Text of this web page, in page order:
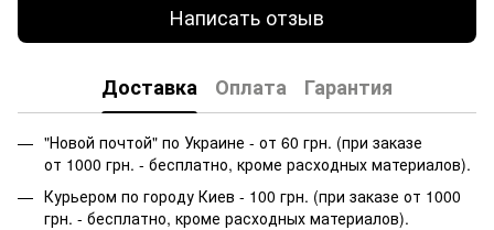
Написать отзыв
Доставка Оплата Гарантия
"Новой почтой" по Украине - от 60 грн. (при заказе
от 1000 грн. - бесплатно, кроме расходных материалов).
Курьером по городу Киев - 100 грн. (при заказе от 1000
грн. - бесплатно, кроме расходных материалов).